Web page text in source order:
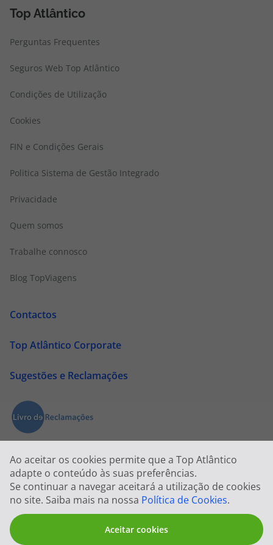
Ao aceitar os cookies permite que a Top Atlântico
adapte o conteúdo às suas preferências.
Se continuar a navegar aceitará a utilização de cookies
no site. Saiba mais na nossa Política de Cookies.
Aceitar cookies
Top Atlântico
Perguntas Frequentes
Seguros Web Top Atlântico
Condições de Utilização
Cookies
FIN e Condições Gerais
Politica Sistema de Gestão Integrado
Privacidade
Quem somos
Trabalhe connosco
Blog TopViagens
Contactos
Top Atlântico Corporate
Sugestões e Reclamações